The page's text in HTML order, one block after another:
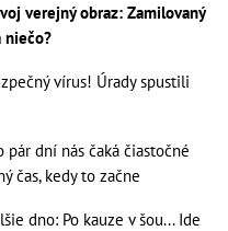
verejný obraz: Zamilovaný
niečo?
vírus! Úrady spustili
dní nás čaká čiastočné
čas, kedy to začne
dno: Po kauze v šou... Ide